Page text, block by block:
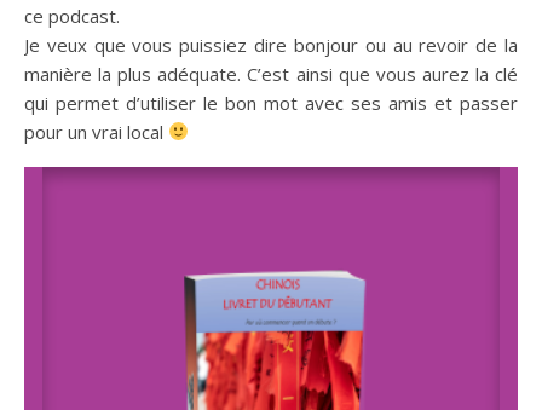
ce podcast.
Je veux que vous puissiez dire bonjour ou au revoir de la
manière la plus adéquate. C’est ainsi que vous aurez la clé
qui permet d’utiliser le bon mot avec ses amis et passer
pour un vrai local